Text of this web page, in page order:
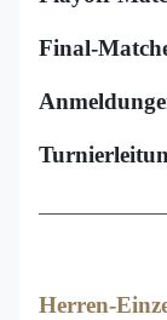
Final-
Herren-